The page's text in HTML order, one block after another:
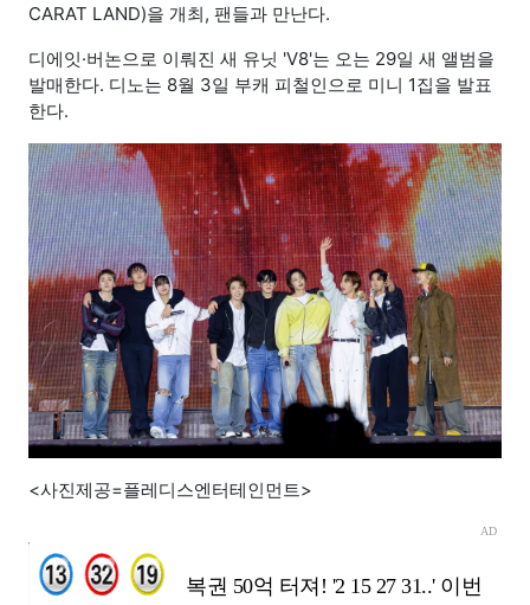
CARAT LAND)을 개최, 팬들과 만난다.
디에잇·버논으로 이뤄진 새 유닛 'V8'는 오는 29일 새 앨범을
발매한다. 디노는 8월 3일 부캐 피철인으로 미니 1집을 발표
한다.
<사진제공=플레디스엔터테인먼트>